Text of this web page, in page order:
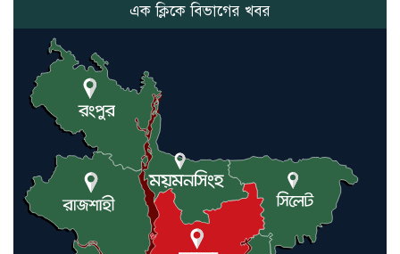
যুক্তরাষ্ট্র ও ইসরায়েল বাদে হরমুজ
প্রণালি সবার জন্য উন্মুক্ত: আরাকচি
এবার চীনের দ্বারস্থ হলেন ডোনাল্ড
ট্রাম্প
এক ক্লিকে বিভাগের খবর